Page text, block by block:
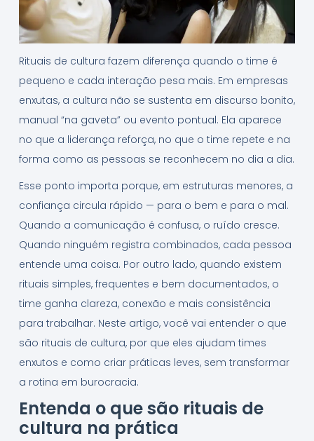
Rituais de cultura fazem diferença quando o time é
pequeno e cada interação pesa mais. Em empresas
enxutas, a cultura não se sustenta em discurso bonito,
manual “na gaveta” ou evento pontual. Ela aparece
no que a liderança reforça, no que o time repete e na
forma como as pessoas se reconhecem no dia a dia.
Esse ponto importa porque, em estruturas menores, a
confiança circula rápido — para o bem e para o mal.
Quando a comunicação é confusa, o ruído cresce.
Quando ninguém registra combinados, cada pessoa
entende uma coisa. Por outro lado, quando existem
rituais simples, frequentes e bem documentados, o
time ganha clareza, conexão e mais consistência
para trabalhar. Neste artigo, você vai entender o que
são rituais de cultura, por que eles ajudam times
enxutos e como criar práticas leves, sem transformar
a rotina em burocracia.
Entenda o que são rituais de
cultura na prática